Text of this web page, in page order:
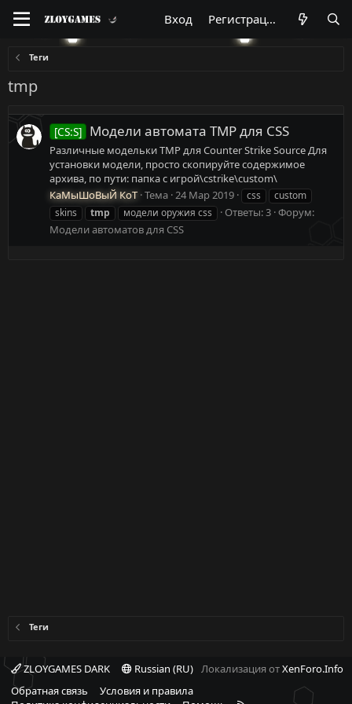
Вход Регистрация
Теги
tmp
[CS:S] Модели автомата TMP для CSS
Различные модельки TMP для Counter Strike Source Для
установки модели, просто скопируйте содержимое
архива, по пути: папка с игрой\cstrike\custom\
КаМыШоВыЙ КоТ Тема 24 Мар 2019 css
custom
skins
tmp модели оружия css Ответы: 3 Форум:
Модели автоматов для CSS
Теги
ZLOYGAMES DARK Russian (RU) Локализация отXenForo.Info
Обратная связь
Условия и правила